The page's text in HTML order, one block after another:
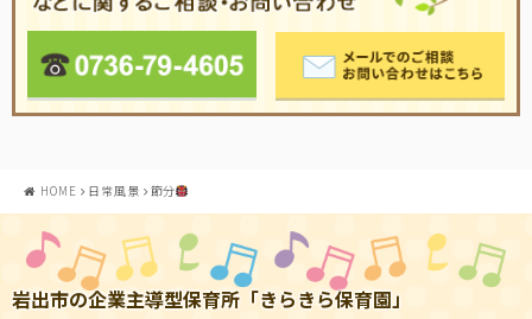
HOME 日常風景 節分
岩出市の企業主導型保育所「きらきら保育園」